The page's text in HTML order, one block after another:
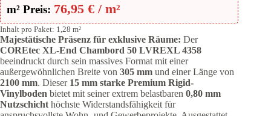
m² Preis: 76,95 € / m²
Inhalt pro Paket: 1,28 m²
Majestätische Präsenz für exklusive Räume: Der
COREtec XL-End Chambord 50 LVREXL 4358
beeindruckt durch sein massives Format mit einer
außergewöhnlichen Breite von 305 mm und einer Länge von
2100 mm. Dieser 15 mm starke Premium Rigid-
Vinylboden bietet mit seiner extrem belastbaren 0,80 mm
Nutzschicht höchste Widerstandsfähigkeit für